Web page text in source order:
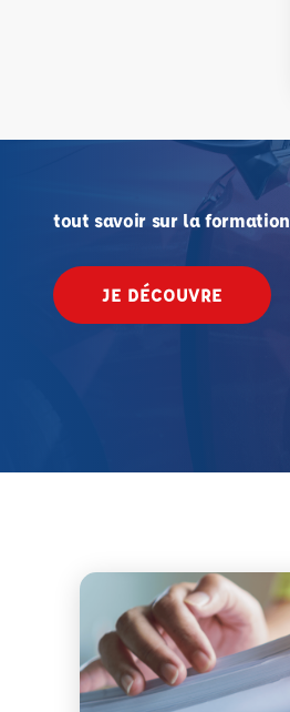
tout savoir sur la formation
JE DÉCOUVRE